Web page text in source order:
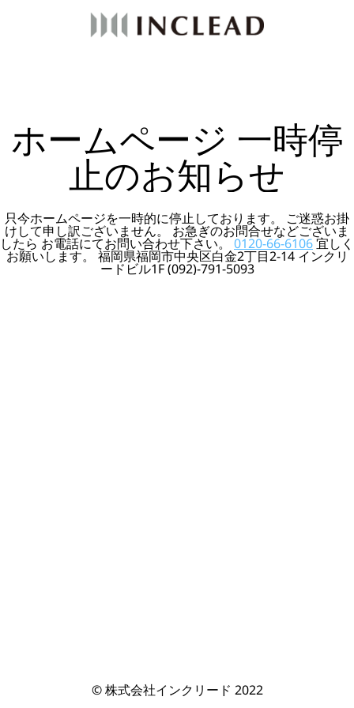
ホームページ 一時停
止のお知らせ
只今ホームページを一時的に停止しております。 ご迷惑お掛
けして申し訳ございません。 お急ぎのお問合せなどございま
したら お電話にてお問い合わせ下さい。0120-66-6106宜しく
お願いします。 福岡県福岡市中央区白金2丁目2-14 インクリ
ードビル1F (092)-791-5093
© 株式会社インクリード 2022